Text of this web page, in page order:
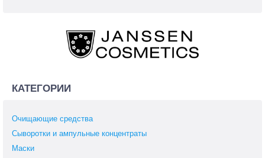
КАТЕГОРИИ
Очищающие средства
Сыворотки и ампульные концентраты
Маски